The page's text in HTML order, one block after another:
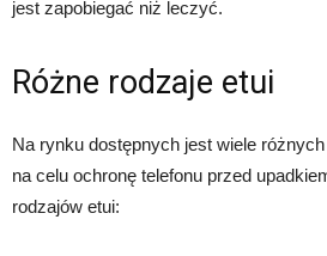
jest zapobiegać niż leczyć.
Różne rodzaje etui
Na rynku dostępnych jest wiele
na celu ochronę telefonu przed
rodzajów etui: